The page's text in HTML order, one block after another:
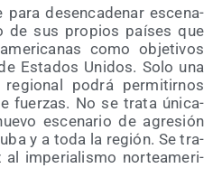
para des­en­ca­de­nar esce­na­
de sus pro­pios paí­ses que
como obje­ti­vos
Esta­dos Uni­dos. Solo una
podrá per­mi­tir­nos
fuer­zas. No se tra­ta úni­ca­
esce­na­rio de agre­sión
y a toda la región. Se tra­
al impe­ria­lis­mo nor­te­ame­ri­